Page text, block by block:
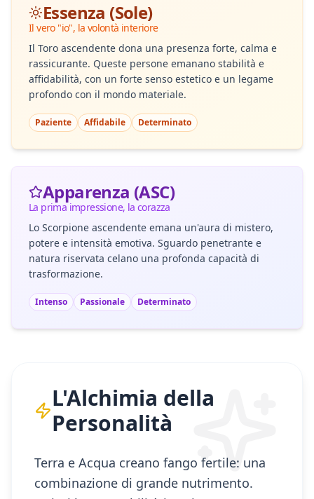
Essenza (Sole)
Il vero "io", la volontà interiore
Il Toro ascendente dona una presenza forte, calma e
rassicurante. Queste persone emanano stabilità e
affidabilità, con un forte senso estetico e un legame
profondo con il mondo materiale.
Paziente Affidabile Determinato
Apparenza (ASC)
La prima impressione, la corazza
Lo Scorpione ascendente emana un'aura di mistero,
potere e intensità emotiva. Sguardo penetrante e
natura riservata celano una profonda capacità di
trasformazione.
Intenso Passionale Determinato
L'Alchimia della
Personalità
Terra e Acqua creano fango fertile: una
combinazione di grande nutrimento.